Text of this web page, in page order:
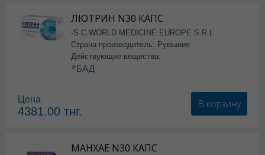
ЛЮТРИН N30 КАПС
-S.C.WORLD MEDICINE EUROPE S.R.L
Страна производитель: Румыния
Действующие вещества:
*БАД
Цена
4381.00 тнг.
В корзину
МАНХАЕ N30 КАПС